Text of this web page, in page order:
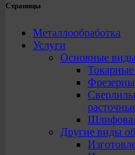
Страницы
Металлообработка
Услуги
Основные виды
Другие виды